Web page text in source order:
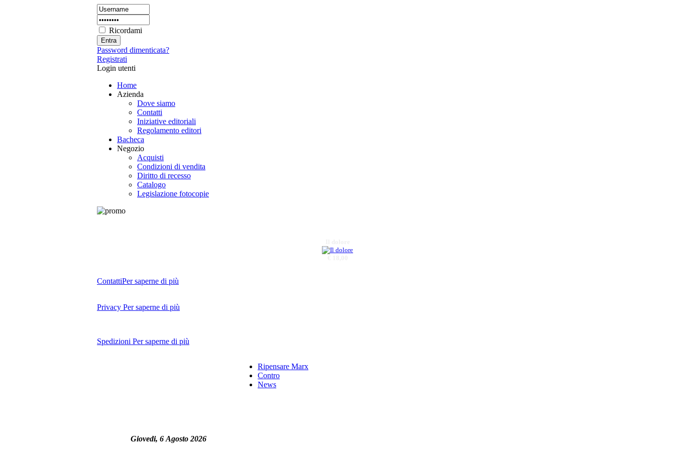
Ricordami
Password dimenticata?
Registrati
Login utenti
Home
Azienda
Dove siamo
Contatti
Iniziative editoriali
Regolamento editori
Bacheca
Negozio
Acquisti
Condizioni di vendita
Diritto di recesso
Catalogo
Legislazione fotocopie
€ 18,00
ContattiPer saperne di più
Privacy Per saperne di più
Spedizioni Per saperne di più
Giovedi, 6 Agosto 2026
Ripensare Marx
Contro
News